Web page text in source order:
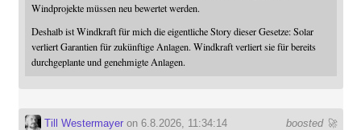
Windprojekte müssen neu bewertet werden.
Deshalb ist Windkraft für mich die eigentliche Story dieser Gesetze: Solar
verliert Garantien für zukünftige Anlagen. Windkraft verliert sie für bereits
durchgeplante und genehmigte Anlagen.
boosted 🚀
Till Westermayeron 6.8.2026, 11:34:14